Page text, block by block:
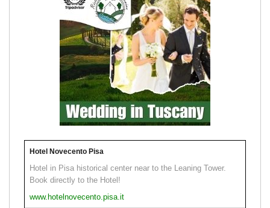
Hotel Novecento Pisa
Hotel in Pisa historical center near to the Leaning Tower.
Book directly to the Hotel!
www.hotelnovecento.pisa.it